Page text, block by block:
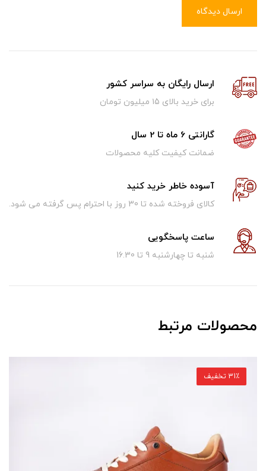
ارسال دیدگاه
ارسال رایگان به سراسر کشور
برای خرید بالای ۱5 میلیون تومان
گارانتی 6 ماه تا 2 سال
ضمانت کیفیت کلیه محصولات
آسوده خاطر خرید کنید
کالای فروخته شده تا 30 روز با احترام پس گرفته می شود.
ساعت پاسخگویی
شنبه تا چهارشنبه 9 تا 16.30
محصولات مرتبط
31٪ تخفیف